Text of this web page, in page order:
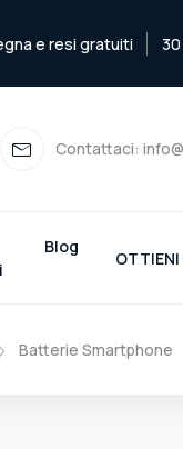
e resi gratuiti
Contattaci:
Blog
OTTIENI
Batterie Smartphone